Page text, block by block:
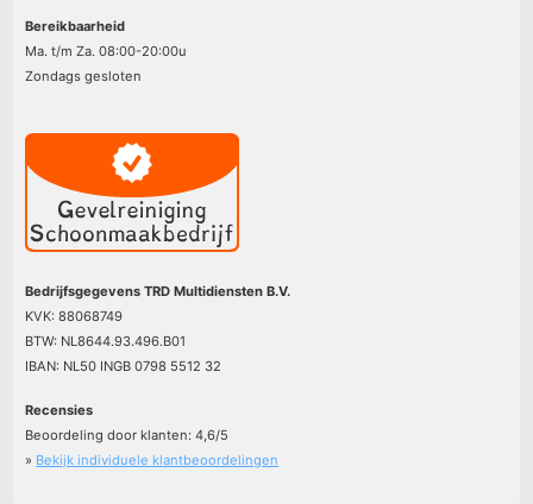
Bereikbaarheid
Ma. t/m Za. 08:00-20:00u
Zondags gesloten
Bedrijfsgegevens TRD Multidiensten B.V.
KVK: 88068749
BTW: NL8644.93.496.B01
IBAN: NL50 INGB 0798 5512 32
Recensies
Beoordeling door klanten:4,6/5
» Bekijk individuele klantbeoordelingen